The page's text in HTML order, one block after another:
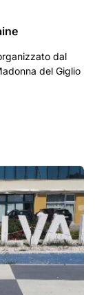
dal
del Giglio